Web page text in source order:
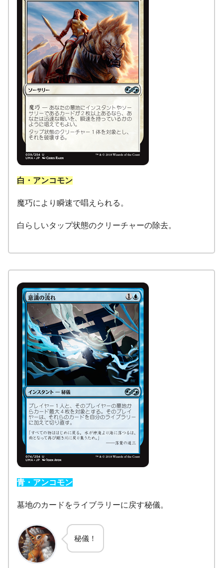
白・アンコモン
魔巧により瞬速で唱えられる。
白らしいタップ状態のクリーチャーの除去。
青・アンコモン
墓地のカードをライブラリーに戻す秘儀。
秘儀！